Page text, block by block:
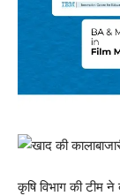
कृषि विभाग की टीम